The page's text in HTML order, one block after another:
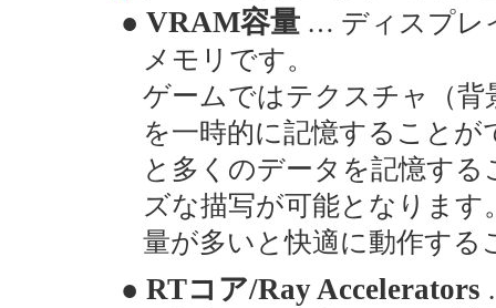
● VRAM容量 … ディスプレ
メモリです。
ゲームではテクスチャ（
を一時的に記憶すること
と多くのデータを記憶す
ズな描写が可能となりま
量が多いと快適に動作する
● RTコア/Ray Accelerators